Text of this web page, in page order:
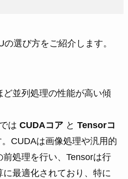
選び方をご紹介します。
並列処理の性能が高い傾
は CUDAコアと Tensorコ
CUDAは画像処理や汎用的
処理を行い、Tensorは行
最適化されており、特に